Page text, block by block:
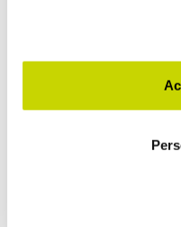
modificare o revocare il
momento dalla
sull'icona di attivazione
raccogliere
Identificare il tuo
Take